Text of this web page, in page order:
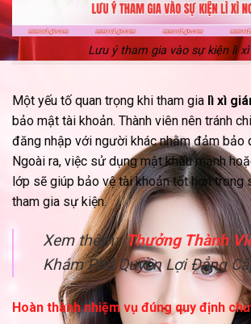
Lưu ý tham gia vào sự kiện lì
Một yếu tố quan trọng khi tham gia lì xì
bảo mật tài khoản. Thành viên nên tránh
đăng nhập với người khác nhằm đảm bảo
Ngoài ra, việc sử dụng mật khẩu mạnh
lớp sẽ giúp bảo vệ tài khoản tốt hơn trong
tham gia sự kiện.
Xem thêm:Thưởng Thành
Khám Phá Quyền Lợi Đẳng
Hoàn thành nhiệm vụ đúng quy định